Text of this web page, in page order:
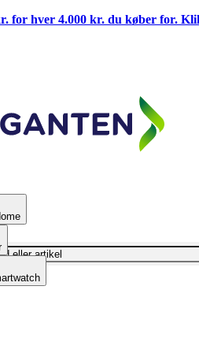
for hver 4.000 kr. du køber for.